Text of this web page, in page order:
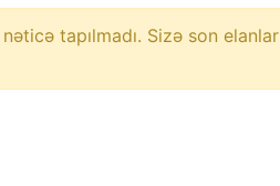
tapılmadı. Sizə son elanlar